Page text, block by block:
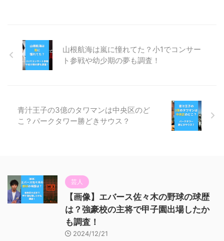
山根航海は嵐に憧れてた？小1でコンサー
ト参戦や幼少期の夢も調査！
青汁王子の3億のタワマンは中央区のど
こ？パークタワー勝どきサウス？
芸人
【画像】エバース佐々木の野球の球歴
は？強豪校の主将で甲子園出場したか
も調査！
2024/12/21